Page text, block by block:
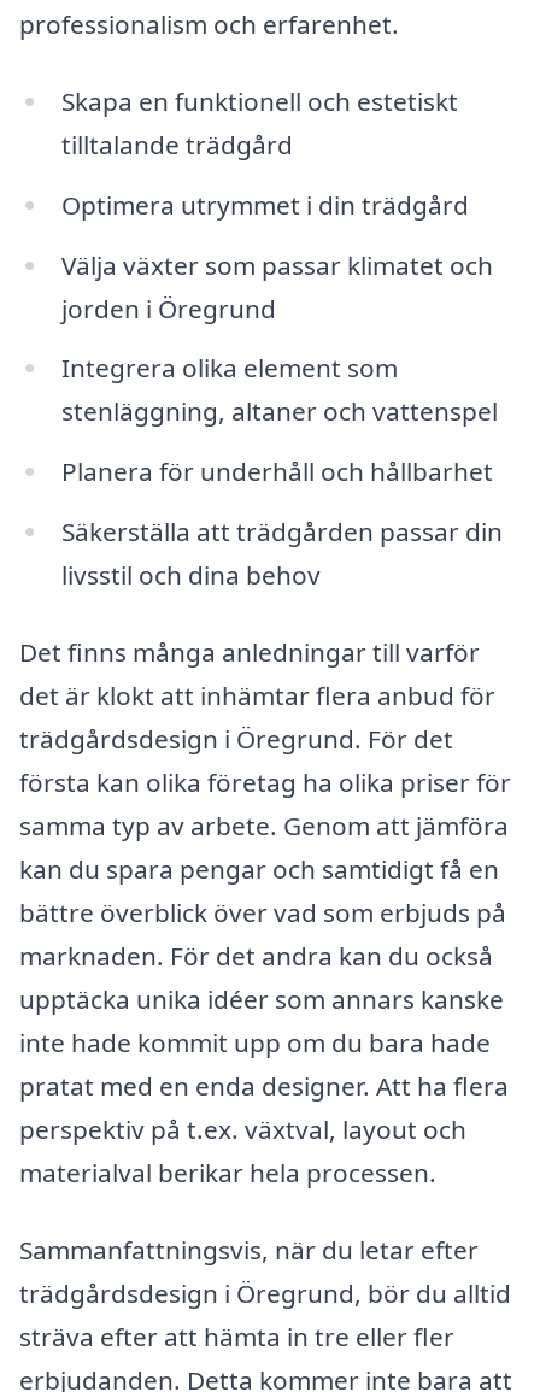
professionalism och erfarenhet.
Skapa en funktionell och estetiskt
tilltalande trädgård
Optimera utrymmet i din trädgård
Välja växter som passar klimatet och
jorden i Öregrund
Integrera olika element som
stenläggning, altaner och vattenspel
Planera för underhåll och hållbarhet
Säkerställa att trädgården passar din
livsstil och dina behov
Det finns många anledningar till varför
det är klokt att inhämtar flera anbud för
trädgårdsdesign i Öregrund. För det
första kan olika företag ha olika priser för
samma typ av arbete. Genom att jämföra
kan du spara pengar och samtidigt få en
bättre överblick över vad som erbjuds på
marknaden. För det andra kan du också
upptäcka unika idéer som annars kanske
inte hade kommit upp om du bara hade
pratat med en enda designer. Att ha flera
perspektiv på t.ex. växtval, layout och
materialval berikar hela processen.
Sammanfattningsvis, när du letar efter
trädgårdsdesign i Öregrund, bör du alltid
sträva efter att hämta in tre eller fler
erbjudanden. Detta kommer inte bara att